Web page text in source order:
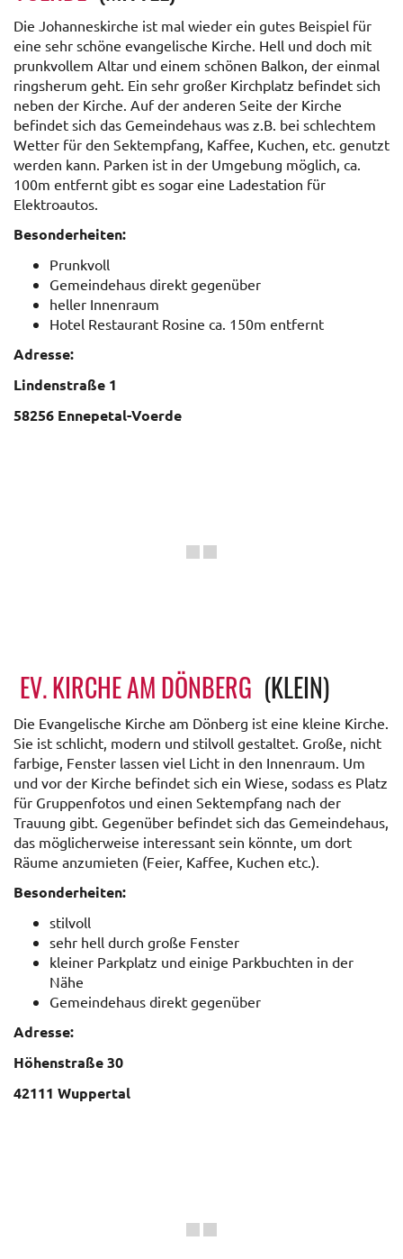
Die Johanneskirche ist mal wieder ein gutes Beispiel für
eine sehr schöne evangelische Kirche. Hell und doch mit
prunkvollem Altar und einem schönen Balkon, der einmal
ringsherum geht. Ein sehr großer Kirchplatz befindet sich
neben der Kirche. Auf der anderen Seite der Kirche
befindet sich das Gemeindehaus was z.B. bei schlechtem
Wetter für den Sektempfang, Kaffee, Kuchen, etc. genutzt
werden kann. Parken ist in der Umgebung möglich, ca.
100m entfernt gibt es sogar eine Ladestation für
Elektroautos.
Besonderheiten:
Prunkvoll
Gemeindehaus direkt gegenüber
heller Innenraum
Hotel Restaurant Rosine ca. 150m entfernt
Adresse:
Lindenstraße 1
58256 Ennepetal-Voerde
EV. KIRCHE AM DÖNBERG (KLEIN)
Die Evangelische Kirche am Dönberg ist eine kleine Kirche.
Sie ist schlicht, modern und stilvoll gestaltet. Große, nicht
farbige, Fenster lassen viel Licht in den Innenraum. Um
und vor der Kirche befindet sich ein Wiese, sodass es Platz
für Gruppenfotos und einen Sektempfang nach der
Trauung gibt. Gegenüber befindet sich das Gemeindehaus,
das möglicherweise interessant sein könnte, um dort
Räume anzumieten (Feier, Kaffee, Kuchen etc.).
Besonderheiten:
stilvoll
sehr hell durch große Fenster
kleiner Parkplatz und einige Parkbuchten in der
Nähe
Gemeindehaus direkt gegenüber
Adresse:
Höhenstraße 30
42111 Wuppertal